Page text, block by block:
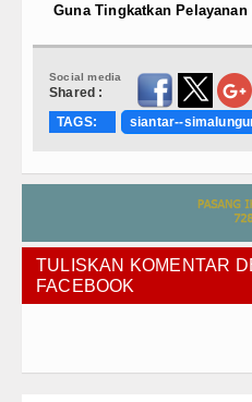
Guna Tingkatkan Pelayanan
Social media
Shared :
TAGS:
siantar--
TULISKAN KOMENTAR
FACEBOOK